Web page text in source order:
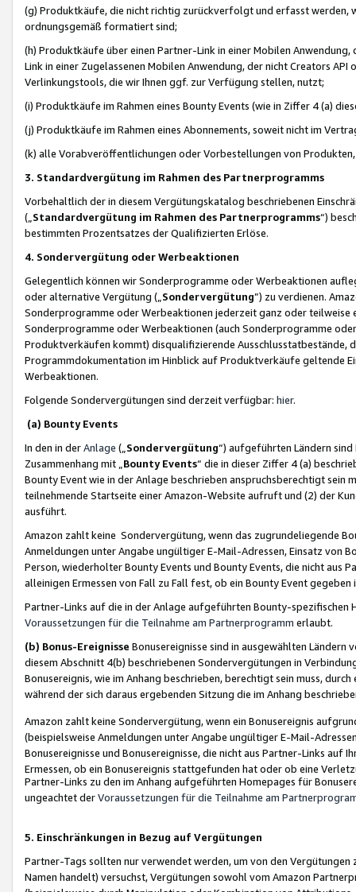
(g) Produktkäufe, die nicht richtig zurückverfolgt und erfasst werden,
ordnungsgemäß formatiert sind;
(h) Produktkäufe über einen Partner-Link in einer Mobilen
Link in einer Zugelassenen Mobilen Anwendung, der nicht Creators
Verlinkungstools, die wir Ihnen ggf. zur Verfügung stellen, nutzt;
(i) Produktkäufe im Rahmen eines Bounty Events (wie in Ziffer 4 (a)
(j) Produktkäufe im Rahmen eines Abonnements, soweit nicht im
(k) alle Vorabveröffentlichungen oder Vorbestellungen von
3. Standardvergütung im Rahmen des Partnerprogramms
Vorbehaltlich der in diesem Vergütungskatalog beschriebenen
(„ Standardvergütung im Rahmen des Partnerprogramms“)
bestimmten Prozentsatzes der Qualifizierten Erlöse.
4. Sondervergütung oder Werbeaktionen
Gelegentlich können wir Sonderprogramme oder Werbeaktionen
oder alternative Vergütung („ Sondervergütung”) zu verdienen.
Sonderprogramme oder Werbeaktionen jederzeit ganz oder
Sonderprogramme oder Werbeaktionen (auch Sonderprogramme
Produktverkäufen kommt) disqualifizierende Ausschlusstatbestände,
Programmdokumentation im Hinblick auf Produktverkäufe geltende
Werbeaktionen.
Folgende Sondervergütungen sind derzeit verfügbar: hier.
(a) Bounty Events
In den in derAnlage („ Sondervergütung“) aufgeführten Ländern
Zusammenhang mit „ Bounty Events“ die in dieser Ziffer 4 (a)
Bounty Event wie in der Anlage beschrieben anspruchsberechtigt sein
teilnehmende Startseite einer Amazon-Website aufruft und (2) der
ausführt.
Amazon zahlt keine Sondervergütung, wenn das zugrundeliegende
Anmeldungen unter Angabe ungültiger E-Mail-Adressen, Einsatz von
Person, wiederholter Bounty Events und Bounty Events, die nicht
alleinigen Ermessen von Fall zu Fall fest, ob ein Bounty Event
Partner-Links auf die in der Anlage aufgeführten Bounty-spezifischen
Voraussetzungen für die Teilnahme am Partnerprogramm erlaubt.
(b) Bonus-Ereignisse Bonusereignisse sind in ausgewählten Ländern
diesem Abschnitt 4(b) beschriebenen Sondervergütungen in
Bonusereignis, wie im Anhang beschrieben, berechtigt sein muss,
während der sich daraus ergebenden Sitzung die im Anhang
Amazon zahlt keine Sondervergütung, wenn ein Bonusereignis
(beispielsweise Anmeldungen unter Angabe ungültiger E-Mail-
Bonusereignisse und Bonusereignisse, die nicht aus Partner-Links auf
Ermessen, ob ein Bonusereignis stattgefunden hat oder ob eine
Partner-Links zu den im Anhang aufgeführten Homepages für
ungeachtet derVoraussetzungen für die Teilnahme am
5. Einschränkungen in Bezug auf Vergütungen
Partner-Tags sollten nur verwendet werden, um von den
Namen handelt) versuchst, Vergütungen sowohl vom Amazon